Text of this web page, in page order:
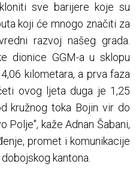
sve barijere koje su
koji će mnogo značiti za
razvoj našeg grada.
dionice GGM-a u sklopu
kilometara, a prva faza
ovog ljeta duga je 1,25
kružnog toka Bojin vir do
Polje", kaže Adnan Šabani,
promet i komunikacije
kantona.